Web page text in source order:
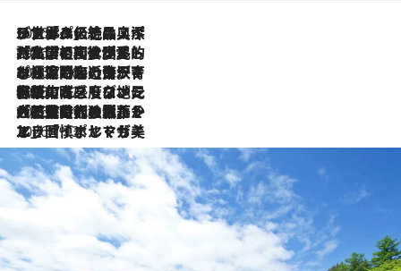
2026.8.8
リスボンの絶品スイーツ「パステル・デ・ナタ」とは？ポルトガル伝統の奥深い世界へ
2026.7.27
「私の祖国はポルトガル語です」国民的詩人フェルナンド・ペソアと、彼が愛した文学の街を歩く
2026.7.26
ポルトガル近海が育む極上の海の幸。キリリと冷えた白ワインと愉しむ、シーフード専門店の贅沢
2026.7.22
伝統の味をモダンに昇華。高感度な地元客が集う、リスボンの最旬ガストロノミー
2026.7.21
大航海時代の栄華から、震災、独裁、そして革命へ。ポルトガル・首都リスボンの石畳に刻まれた「歴史の光と影」
2026.7.13
エッセイ・ヤマザキマリ「慎ましくも美しき国 ポルトガル」